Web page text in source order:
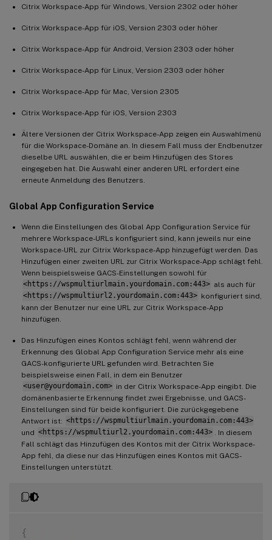
Citrix Workspace-App für Windows, Version 2302 oder höher
Citrix Workspace-App für iOS, Version 2303 oder höher
Citrix Workspace-App für Android, Version 2303 oder höher
Citrix Workspace-App für Linux, Version 2303 oder höher
Citrix Workspace-App für Mac, Version 2305
Citrix Workspace-App für iOS, Version 2303
Ältere Versionen der Citrix Workspace-App zeigen ein Auswahlmenü
für die Workspace-Domäne an. In diesem Fall muss der Endbenutzer
dieselbe URL auswählen, die er beim Hinzufügen des Stores
eingegeben hat. Die Auswahl einer anderen URL erfordert eine
erneute Anmeldung des Benutzers.
Global App Configuration Service
Wenn die Einstellungen des Global App Configuration Service für
mehrere Workspace-URLs konfiguriert sind, kann jeweils nur eine
Workspace-URL zur Citrix Workspace-App hinzugefügt werden. Das
Hinzufügen einer zweiten URL zur Citrix Workspace-App schlägt fehl.
Wenn beispielsweise GACS-Einstellungen sowohl für
<https://wspmultiurlmain.yourdomain.com:443> als auch für
<https://wspmultiurl2.yourdomain.com:443> konfiguriert sind,
kann der Benutzer nur eine URL zur Citrix Workspace-App
hinzufügen.
Das Hinzufügen eines Kontos schlägt fehl, wenn während der
Erkennung des Global App Configuration Service mehr als eine
GACS-konfigurierte URL gefunden wird. Betrachten Sie
beispielsweise einen Fall, in dem ein Benutzer
<user@yourdomain.com> in der Citrix Workspace-App eingibt. Die
domänenbasierte Erkennung findet zwei Ergebnisse, und GACS-
Einstellungen sind für beide konfiguriert. Die zurückgegebene
Antwort ist: <https://wspmultiurlmain.yourdomain.com:443>
und <https://wspmultiurl2.yourdomain.com:443>
. In diesem
Fall schlägt das Hinzufügen des Kontos mit der Citrix Workspace-
App fehl, da diese nur das Hinzufügen eines Kontos mit GACS-
Einstellungen unterstützt.
{